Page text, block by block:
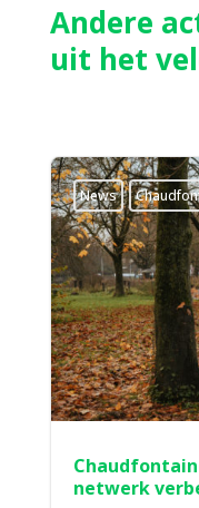
Andere
uit het
News
netwerk